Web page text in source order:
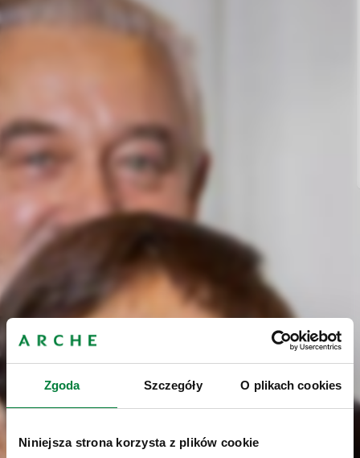
Zgoda Szczegóły O plikach cookies
Niniejsza strona korzysta z plików cookie